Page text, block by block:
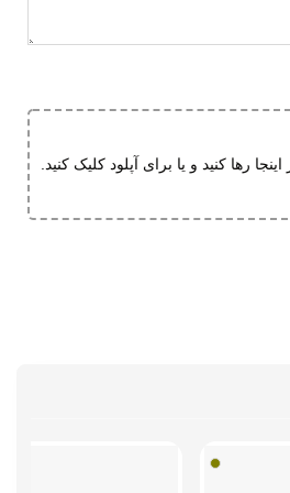
مقاوم در برابر سایش
کاهش فشارهای وارده
رها کنید و یا برای آپلود کلیک کنید.